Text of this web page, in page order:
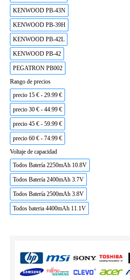
KENWOOD PB-43N
KENWOOD PB-39H
KENWOOD PB-42L
KENWOOD PB-42
PEGATRON PB002
Rango de precios
precio 15 € - 29.99 €
precio 30 € - 44.99 €
precio 45 € - 59.99 €
precio 60 € - 74.99 €
Voltaje de capacidad
Todos Batería 2250mAh 10.8V
Todos Batería 2400mAh 3.7V
Todos Batería 2500mAh 3.8V
Todos bateria 4400mAh 11.1V